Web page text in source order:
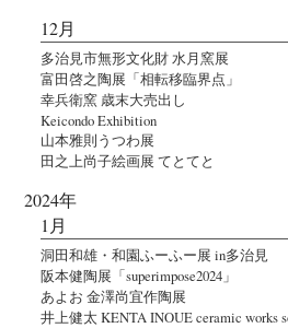
12月
多治見市無形文化財 水月窯展
富田啓之陶展「相転移臨界点」
幸兵衛窯 歳末大売出し
Keicondo Exhibition
山本雅則うつわ展
田之上尚子絵画展 てとてと
2024年
1月
洞田和雄・和園ふーふー展 in多治見
阪本健陶展「superimpose2024」
あよお 金澤尚宜作陶展
井上健太 KENTA INOUE ceramic works